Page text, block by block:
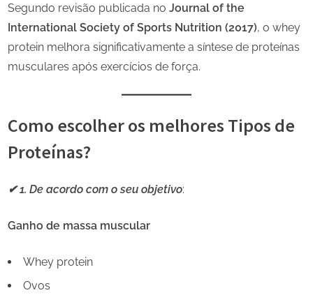
Segundo revisão publicada no Journal of the
International Society of Sports Nutrition (2017), o whey
protein melhora significativamente a síntese de proteínas
musculares após exercícios de força.
Como escolher os melhores Tipos de
Proteínas?
✔ 1. De acordo com o seu objetivo:
Ganho de massa muscular
Whey protein
Ovos